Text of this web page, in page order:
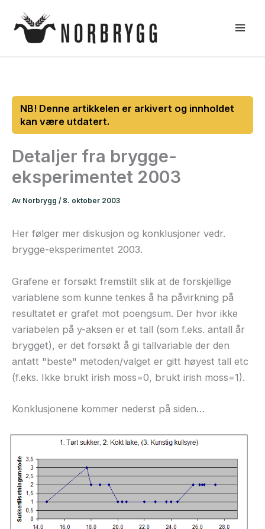
rett
Detaljer fra brygge-
eksperimentet 2003
Av Norbrygg / 8. oktober 2003
Her følger mer diskusjon og konklusjoner vedr.
brygge-eksperimentet 2003.
Grafene er forsøkt fremstilt slik at de forskjellige
variablene som kunne tenkes å ha påvirkning på
resultatet er grafet mot poengsum. Der hvor ikke
variabelen på y-aksen er et tall (som f.eks. antall år
brygget), er det forsøkt å gi tallvariable der den
antatt "beste" metoden/valget er gitt høyest tall etc
(f.eks. Ikke brukt irish moss=0, brukt irish moss=1).
Konklusjonene kommer nederst på siden…